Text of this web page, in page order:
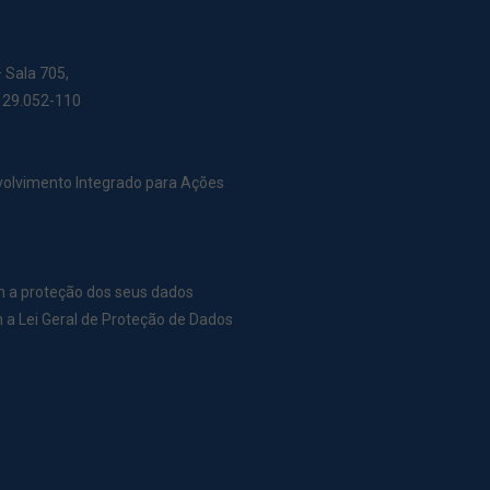
Sala 705,
110
Integrado para Ações
a proteção dos seus dados
Lei Geral de Proteção de Dados